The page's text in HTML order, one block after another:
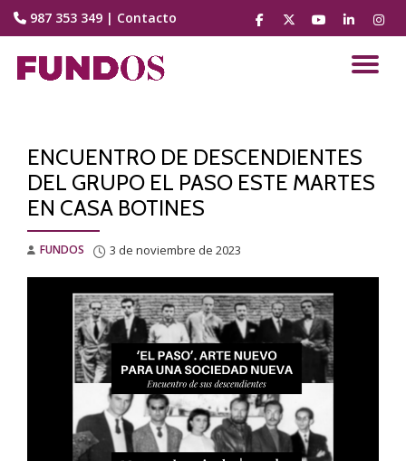
contenido
987 353 349 | Contacto
fa-
facebook
fa-
brands
fa-
youtube-
fa-
linkedin
fa-
ENCUENTRO DE DESCENDIENTES
DEL GRUPO EL PASO ESTE MARTES
EN CASA BOTINES
FUNDOS 3 de noviembre de 2023